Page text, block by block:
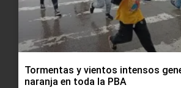
Tormentas y vientos intensos
naranja en toda la PBA